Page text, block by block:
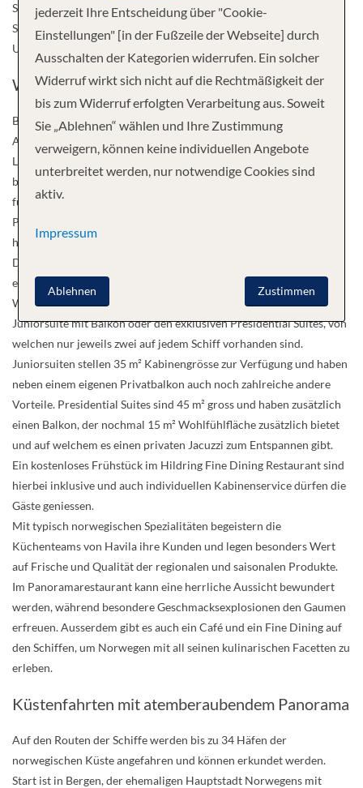
Stunden emissionsfrei und geräuschlos über das Wasser fahren.
Somit können sie den Anforderungen der Passagiere und der
Umwelt gleichermassen gerecht werden.
Wohlfühlen und Erholen an Bord
Beheizte Pools, Whirlpools, Fitnessräume, Saunen, Geschäfte,
Aussichtspunkte, sowie Promenadendecks und die Observation
Lounge sind nur ein Teil der Ausstattungen an Bord. Des Weiteren
bieten sieben verschiedene Kabinenkategorien viele Möglichkeiten
für alle Gäste. Die Innenkabinen haben auf 10-15 m² Wohnfläche
Platz für 2-4 Personen, die Aussenkabinen sind etwas grösser und
haben zusätzlich ein grosses Fenster, um die Aussicht zu geniessen.
Deluxe Kabinen sind auch ausgestattet mit einem Fenster oder
einem Panoramafenster am Bug des Schiffes und sind 30 m² gross.
Wer auf Luxus nicht verzichten möchte, findet sicher etwas bei der
Juniorsuite mit Balkon oder den exklusiven Presidential Suites, von
welchen nur jeweils zwei auf jedem Schiff vorhanden sind.
Juniorsuiten stellen 35 m² Kabinengrösse zur Verfügung und haben
neben einem eigenen Privatbalkon auch noch zahlreiche andere
Vorteile. Presidential Suites sind 45 m² gross und haben zusätzlich
einen Balkon, der nochmal 15 m² Wohlfühlfläche zusätzlich bietet
und auf welchem es einen privaten Jacuzzi zum Entspannen gibt.
Ein kostenloses Frühstück im Hildring Fine Dining Restaurant sind
hierbei inklusive und auch individuellen Kabinenservice dürfen die
Gäste geniessen.
Mit typisch norwegischen Spezialitäten begeistern die
Küchenteams von Havila ihre Kunden und legen besonders Wert
auf Frische und Qualität der regionalen und saisonalen Produkte.
Im Panoramarestaurant kann eine herrliche Aussicht bewundert
werden, während besondere Geschmacksexplosionen den Gaumen
erfreuen. Ausserdem gibt es auch ein Café und ein Fine Dining auf
den Schiffen, um Norwegen mit all seinen kulinarischen Facetten zu
erleben.
Küstenfahrten mit atemberaubendem Panorama
Auf den Routen der Schiffe werden bis zu 34 Häfen der
norwegischen Küste angefahren und können erkundet werden.
Start ist in Bergen, der ehemaligen Hauptstadt Norwegens mit
jederzeit Ihre Entscheidung über "Cookie-
Einstellungen" [in der Fußzeile der Webseite] durch
Ausschalten der Kategorien widerrufen. Ein solcher
Widerruf wirkt sich nicht auf die Rechtmäßigkeit der
bis zum Widerruf erfolgten Verarbeitung aus. Soweit
Sie „Ablehnen“ wählen und Ihre Zustimmung
verweigern, können keine individuellen Angebote
unterbreitet werden, nur notwendige Cookies sind
aktiv.
Impressum
Zustimmen
Ablehnen